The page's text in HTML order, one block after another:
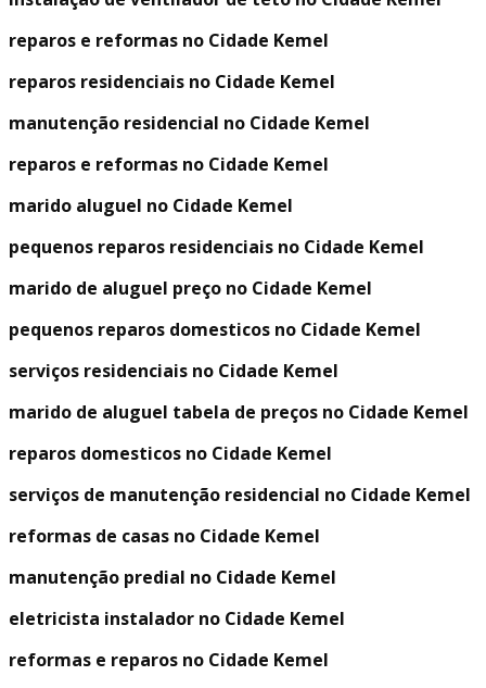
reparos e reformas no Cidade Kemel
reparos residenciais no Cidade Kemel
manutenção residencial no Cidade Kemel
reparos e reformas no Cidade Kemel
marido aluguel no Cidade Kemel
pequenos reparos residenciais no Cidade Kemel
marido de aluguel preço no Cidade Kemel
pequenos reparos domesticos no Cidade Kemel
serviços residenciais no Cidade Kemel
marido de aluguel tabela de preços no Cidade Kemel
reparos domesticos no Cidade Kemel
serviços de manutenção residencial no Cidade Kemel
reformas de casas no Cidade Kemel
manutenção predial no Cidade Kemel
eletricista instalador no Cidade Kemel
reformas e reparos no Cidade Kemel